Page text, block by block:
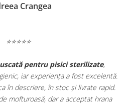
Madalina Stancea
⭐⭐⭐⭐⭐
că peehranaanimale.rogăsesc
produse dinfarmacia veterinară:
și soluții de îngrijire. Este foarte
tot ce am nevoie pentru animalul